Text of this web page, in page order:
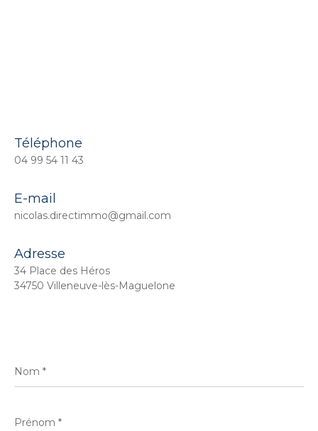
Téléphone
04 99 54 11 43
E-mail
nicolas.directimmo@gmail.com
Adresse
34 Place des Héros
34750 Villeneuve-lès-Maguelone
*
*